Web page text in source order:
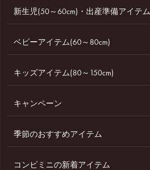
新生児(50～60cm)・出産準備アイテム
ベビーアイテム(60～80cm)
キッズアイテム(80～150cm)
キャンペーン
季節のおすすめアイテム
コンビミニの新着アイテム